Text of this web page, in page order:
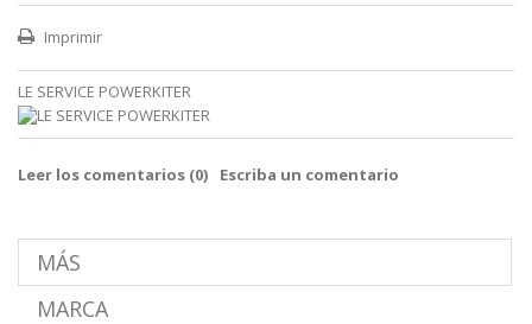
Imprimir
LE SERVICE POWERKITER
Leer los comentarios (0) Escriba un comentario
MÁS
MARCA